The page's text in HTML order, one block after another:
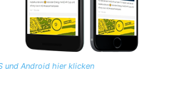
und Android hier klicken